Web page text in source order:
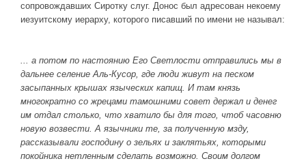
сопровождавших Сиротку слуг. Донос был адресован некоему
иезуитскому иерарху, которого писавший по имени не называл:
... а потом по настоянию Его Светлости отправились мы в
дальнее селение Аль-Кусор, где люди живут на песком
засыпанных крышах языческих капищ. И там князь
многократно со жрецами тамошними совет держал и денег
им отдал столько, что хватило бы для того, чтоб часовню
новую возвести. А язычники те, за полученную мзду,
рассказывали господину о зельях и заклятьях, которыми
покойника нетленным сделать возможно. Своим долгом